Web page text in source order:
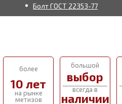
Болт ГОСТ 22353-77
более
10 лет
на рынке
метизов
большой
выбор
всегда в
наличии